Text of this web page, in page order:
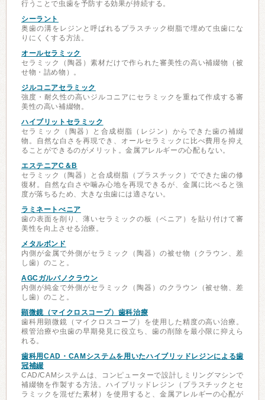
行うことで虫歯を予防する効果が持続する。
シーラント
奥歯の溝をレジンと呼ばれるプラスチック樹脂で埋めて虫歯にな
りにくくする方法。
オールセラミック
セラミック（陶器）素材だけで作られた審美性の高い補綴物（被
せ物・詰め物）。
ジルコニアセラミック
強度・耐久性の高いジルコニアにセラミックを重ねて作成する審
美性の高い補綴物。
ハイブリットセラミック
セラミック（陶器）と合成樹脂（レジン）からできた歯の補綴
物。自然な白さを再現でき、オールセラミックに比べ費用を抑え
ることができるのがメリット。金属アレルギーの心配もない。
エステニアC＆B
セラミック（陶器）と合成樹脂（プラスチック）でできた歯の修
復材。自然な白さや噛み心地を再現できるが、金属に比べると強
度が落ちるため、大きな虫歯には適さない。
ラミネートべニア
歯の表面を削り、薄いセラミックの板（ベニア）を貼り付けて審
美性を向上させる治療。
メタルボンド
内側が金属で外側がセラミック（陶器）の被せ物（クラウン、差
し歯）のこと。
AGCガルバノクラウン
内側が純金で外側がセラミック（陶器）のクラウン（被せ物、差
し歯）のこと。
顕微鏡（マイクロスコープ）歯科治療
歯科用顕微鏡（マイクロスコープ）を使用した精度の高い治療。
根管治療や虫歯の早期発見に役立ち、歯の削除を最小限に抑えら
れる。
歯科用CAD・CAMシステムを用いたハイブリッドレジンによる歯
冠補綴
CAD/CAMシステムは、コンピューターで設計しミリングマシンで
補綴物を作製する方法。ハイブリッドレジン（プラスチックとセ
ラミックを混ぜた素材）を使用すると、金属アレルギーの心配が